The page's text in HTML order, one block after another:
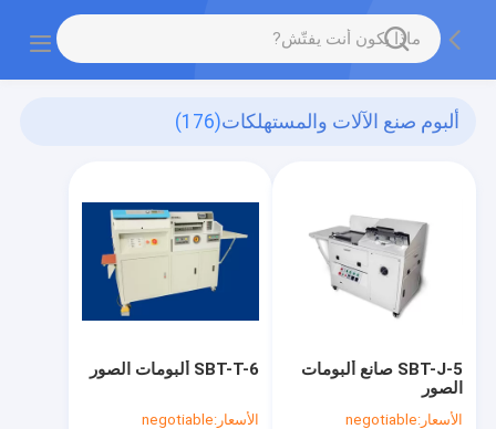
ألبوم صنع الآلات والمستهلكات(176)
SBT-T-6 ألبومات الصور
الأسعار:negotiable
SBT-J-5 صانع ألبومات
الصور
الأسعار:negotiable